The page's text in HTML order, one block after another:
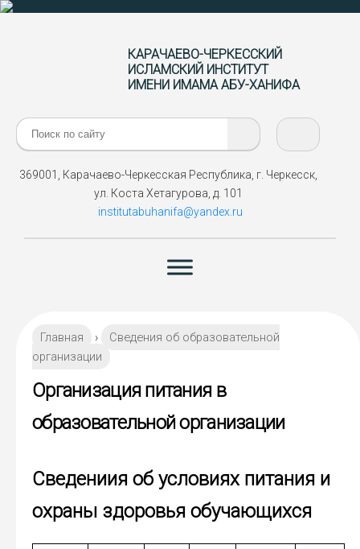
КАРАЧАЕВО-ЧЕРКЕССКИЙ
ИСЛАМСКИЙ ИНСТИТУТ
ИМЕНИ ИМАМА АБУ-ХАНИФА
Поиск:
369001, Карачаево-Черкесская Республика, г. Черкесск,
ул. Коста Хетагурова, д. 101
institutabuhanifa@yandex.ru
Главная ›
Сведения об образовательной
организации
Организация питания в
образовательной организации
Сведениия об условиях питания и
охраны здоровья обучающихся